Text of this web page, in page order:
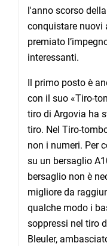
l'anno scorso
conquistare nuovi
premiato
interessanti.
Il primo posto è
con il suo «Tiro-
tiro di Argovia ha
tiro. Nel Tiro-
non i numeri. Per
su un bersaglio
bersaglio non è
migliore da
qualche modo i
soppressi nel tiro
Bleuler,